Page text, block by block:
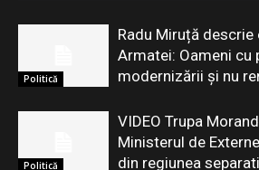
Politică
Radu Miruță
Armatei: Oameni cu
modernizării și nu
Politică
VIDEO Trupa
Ministerul de
din regiunea